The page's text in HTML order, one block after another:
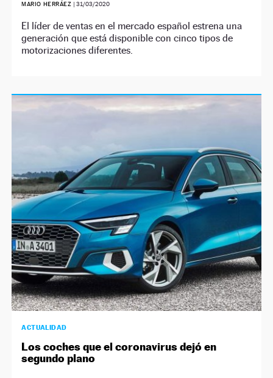
MARIO HERRÁEZ | 31/03/2020
El líder de ventas en el mercado español estrena una
generación que está disponible con cinco tipos de
motorizaciones diferentes.
ACTUALIDAD
Los coches que el coronavirus dejó en
segundo plano